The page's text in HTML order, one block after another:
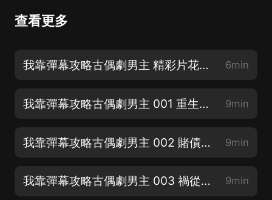
查看更多
我靠彈幕攻略古偶劇男主 精彩片花，不容錯過！ 6min
我靠彈幕攻略古偶劇男主 001 重生開啟彈幕 9min
我靠彈幕攻略古偶劇男主 002 賭債人還 9min
我靠彈幕攻略古偶劇男主 003 禍從口出 9min